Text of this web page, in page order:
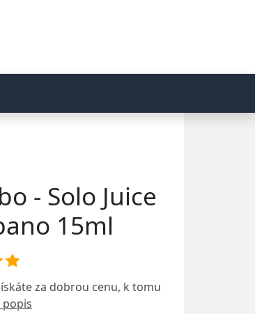
- Solo Juice
15ml
za dobrou cenu, k tomu
popis